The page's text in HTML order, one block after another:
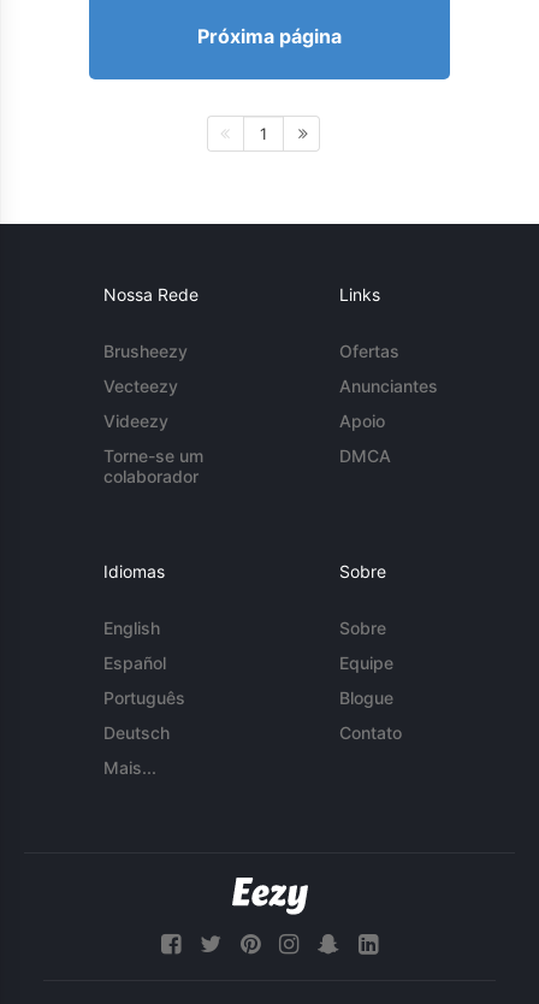
Próxima página
1
Nossa Rede
Brusheezy
Vecteezy
Videezy
Torne-se um
colaborador
Links
Ofertas
Anunciantes
Apoio
DMCA
Idiomas
English
Español
Português
Deutsch
Mais...
Sobre
Sobre
Equipe
Blogue
Contato